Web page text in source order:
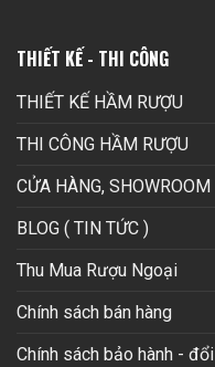
THIẾT KẾ - THI CÔNG
THIẾT KẾ HẦM RƯỢU
THI CÔNG HẦM RƯỢU
CỬA HÀNG, SHOWROOM
BLOG ( TIN TỨC )
Thu Mua Rượu Ngoại
Chính sách bán hàng
Chính sách bảo hành -